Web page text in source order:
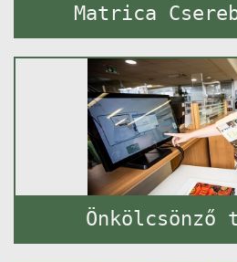
Matrica
Önkölcsönző